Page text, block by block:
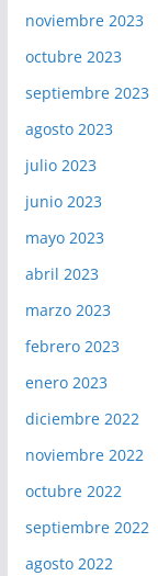
noviembre 2023
octubre 2023
septiembre 2023
agosto 2023
julio 2023
junio 2023
mayo 2023
abril 2023
marzo 2023
febrero 2023
enero 2023
diciembre 2022
noviembre 2022
octubre 2022
septiembre 2022
agosto 2022